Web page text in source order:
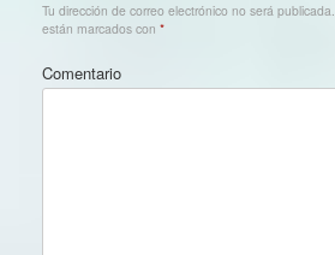
Tu dirección de correo electrónico no será publicada.
están marcados con *
Comentario